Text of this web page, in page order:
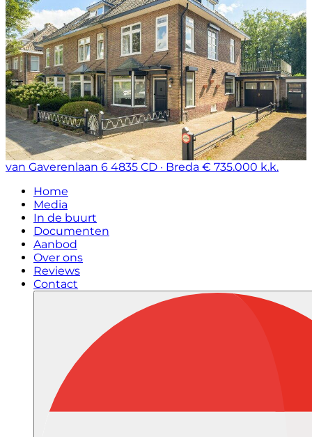
van Gaverenlaan 6 4835 CD · Breda € 735.000 k.k.
Home
Media
In de buurt
Documenten
Aanbod
Over ons
Reviews
Contact